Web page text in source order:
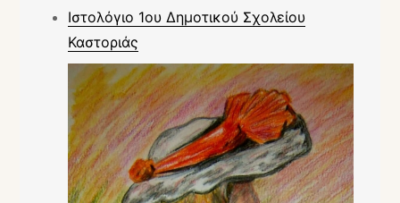
Ιστολόγιο 1ου Δημοτικού Σχολείου
Καστοριάς